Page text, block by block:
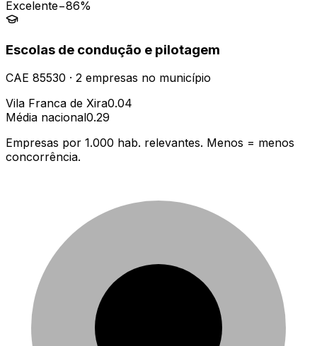
Excelente−86%
Escolas de condução e pilotagem
CAE 85530 · 2 empresas no município
Vila Franca de Xira0.04
Média nacional0.29
Empresas por 1.000 hab. relevantes. Menos = menos
concorrência.